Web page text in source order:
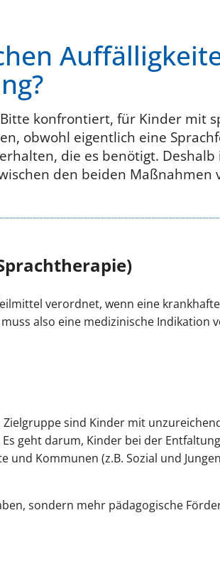
konfrontiert, für Kinder mit
obwohl eigentlich eine
die es benötigt.
den beiden Maßnahmen
verordnet, wenn eine
also eine medizinische Indikation
sind Kinder mit
geht darum, Kinder bei der
Kommunen (z.B. Sozial und
sondern mehr pädagogische